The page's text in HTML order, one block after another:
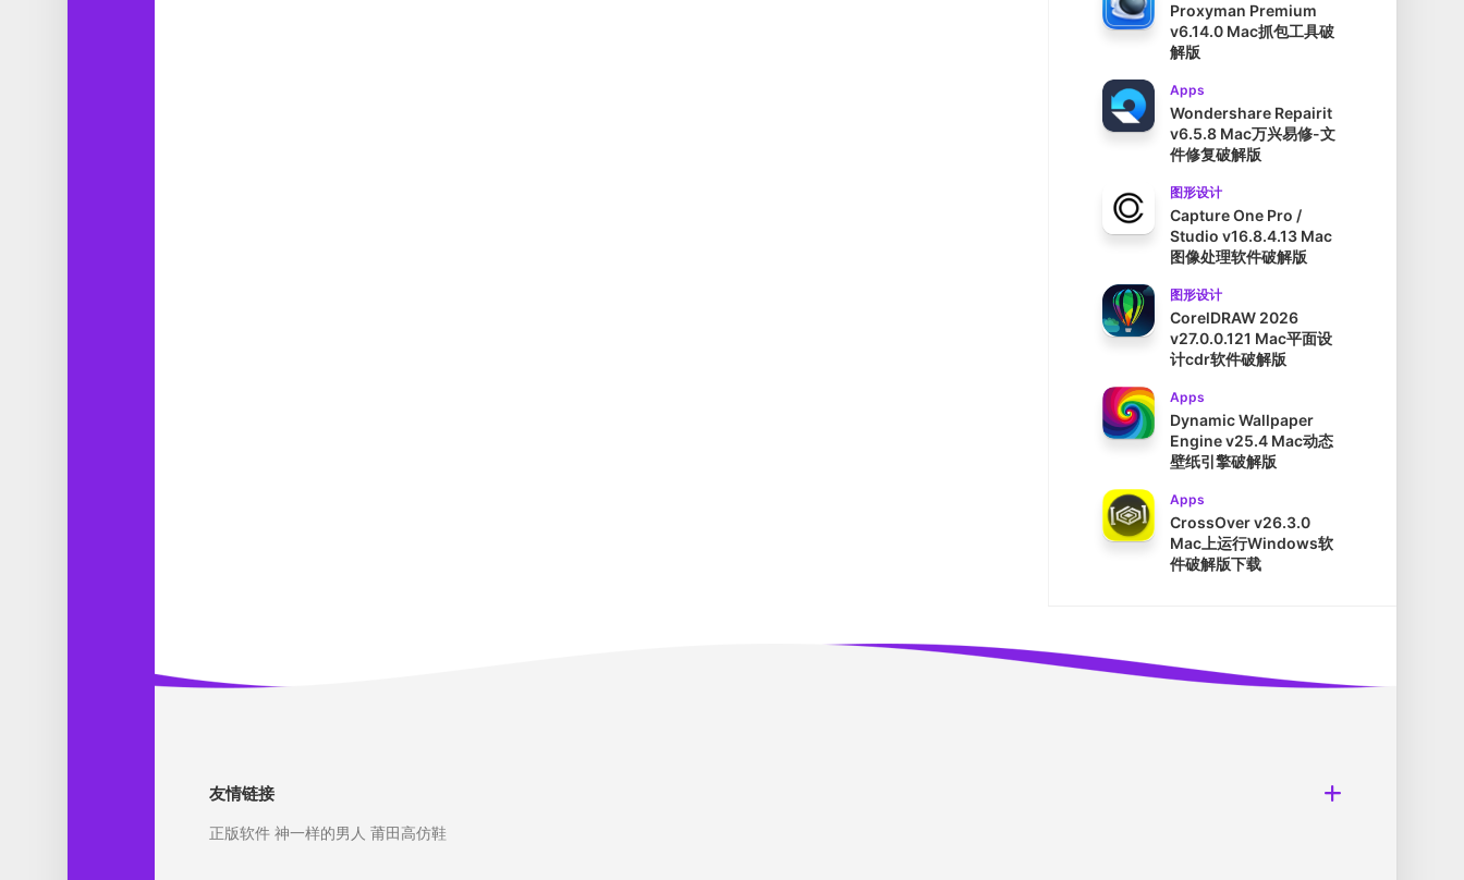
Proxyman Premium
v6.14.0 Mac抓包工具破
解版
Apps
Wondershare Repairit
v6.5.8 Mac万兴易修-文
件修复破解版
图形设计
Capture One Pro /
Studio v16.8.4.13 Mac
图像处理软件破解版
图形设计
CorelDRAW 2026
v27.0.0.121 Mac平面设
计cdr软件破解版
Apps
Dynamic Wallpaper
Engine v25.4 Mac动态
壁纸引擎破解版
Apps
CrossOver v26.3.0
Mac上运行Windows软
件破解版下载
友情链接
正版软件 神一样的男人 莆田高仿鞋